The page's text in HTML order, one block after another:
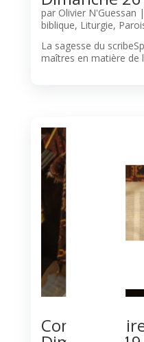
par Olivier N'Guessan
biblique, Liturgie,
La sagesse du
maîtres en matière de